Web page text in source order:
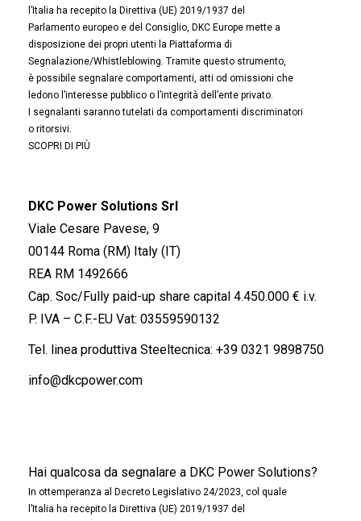
l’Italia ha recepito la Direttiva (UE) 2019/1937 del
Parlamento europeo e del Consiglio, DKC Europe mette a
disposizione dei propri utenti la Piattaforma di
Segnalazione/Whistleblowing. Tramite questo strumento,
è possibile segnalare comportamenti, atti od omissioni che
ledono l’interesse pubblico o l’integrità dell’ente privato.
I segnalanti saranno tutelati da comportamenti discriminatori
o ritorsivi.
SCOPRI DI PIÙ
DKC Power Solutions Srl
Viale Cesare Pavese, 9
00144 Roma (RM) Italy (IT)
REA RM 1492666
Cap. Soc/Fully paid-up share capital 4.450.000 € i.v.
P. IVA – C.F.-EU Vat: 03559590132
Tel. linea produttiva Steeltecnica: +39 0321 9898750
info@dkcpower.com
Hai qualcosa da segnalare a DKC Power Solutions?
In ottemperanza al Decreto Legislativo 24/2023, col quale
l’Italia ha recepito la Direttiva (UE) 2019/1937 del